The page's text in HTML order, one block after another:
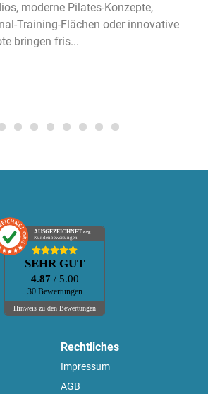
moderne Pilates-Konzepte,
Training-Flächen oder innovative
bringen fris...
AUSGEZEICHNET.org
Kundenbewertungen
SEHR GUT
4.87 / 5.00
30 Bewertungen
Hinweis zu den Bewertungen
Rechtliches
Impressum
AGB